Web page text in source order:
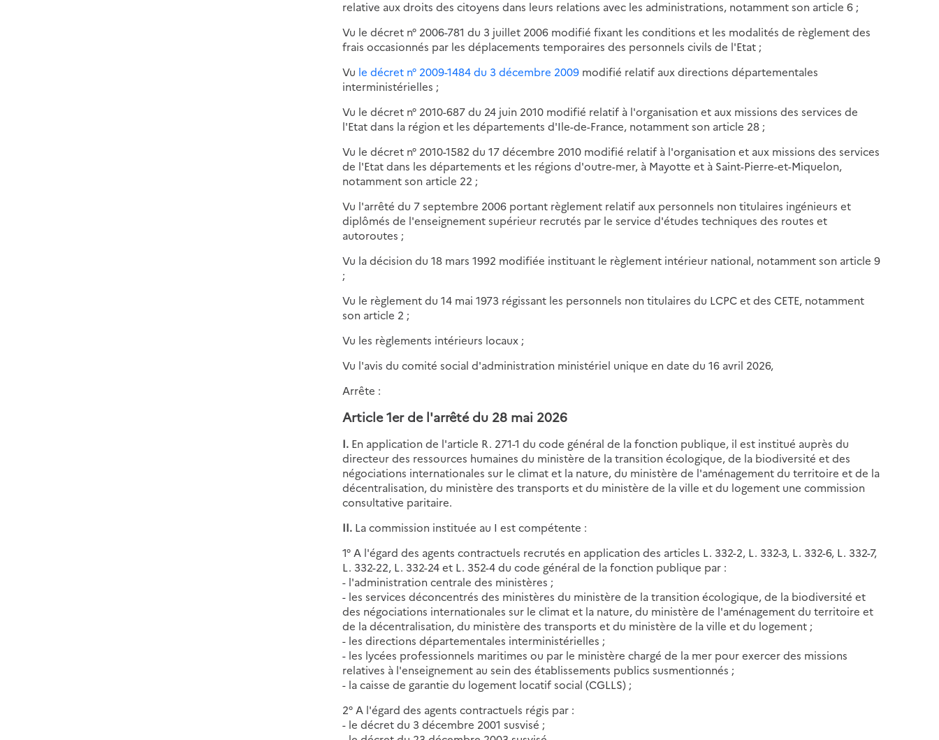
relative aux droits des citoyens dans leurs relations avec les administrations, notamment son article 6 ;
Vu le décret n° 2006-781 du 3 juillet 2006 modifié fixant les conditions et les modalités de règlement des
frais occasionnés par les déplacements temporaires des personnels civils de l'Etat ;
Vu le décret n° 2009-1484 du 3 décembre 2009 modifié relatif aux directions départementales
interministérielles ;
Vu le décret n° 2010-687 du 24 juin 2010 modifié relatif à l'organisation et aux missions des services de
l'Etat dans la région et les départements d'Ile-de-France, notamment son article 28 ;
Vu le décret n° 2010-1582 du 17 décembre 2010 modifié relatif à l'organisation et aux missions des services
de l'Etat dans les départements et les régions d'outre-mer, à Mayotte et à Saint-Pierre-et-Miquelon,
notamment son article 22 ;
Vu l'arrêté du 7 septembre 2006 portant règlement relatif aux personnels non titulaires ingénieurs et
diplômés de l'enseignement supérieur recrutés par le service d'études techniques des routes et
autoroutes ;
Vu la décision du 18 mars 1992 modifiée instituant le règlement intérieur national, notamment son article 9
;
Vu le règlement du 14 mai 1973 régissant les personnels non titulaires du LCPC et des CETE, notamment
son article 2 ;
Vu les règlements intérieurs locaux ;
Vu l'avis du comité social d'administration ministériel unique en date du 16 avril 2026,
Arrête :
Article 1er de l'arrêté du 28 mai 2026
I. En application de l'article R. 271-1 du code général de la fonction publique, il est institué auprès du
directeur des ressources humaines du ministère de la transition écologique, de la biodiversité et des
négociations internationales sur le climat et la nature, du ministère de l'aménagement du territoire et de la
décentralisation, du ministère des transports et du ministère de la ville et du logement une commission
consultative paritaire.
II. La commission instituée au I est compétente :
1° A l'égard des agents contractuels recrutés en application des articles L. 332-2, L. 332-3, L. 332-6, L. 332-7,
L. 332-22, L. 332-24 et L. 352-4 du code général de la fonction publique par :
- l'administration centrale des ministères ;
- les services déconcentrés des ministères du ministère de la transition écologique, de la biodiversité et
des négociations internationales sur le climat et la nature, du ministère de l'aménagement du territoire et
de la décentralisation, du ministère des transports et du ministère de la ville et du logement ;
- les directions départementales interministérielles ;
- les lycées professionnels maritimes ou par le ministère chargé de la mer pour exercer des missions
relatives à l'enseignement au sein des établissements publics susmentionnés ;
- la caisse de garantie du logement locatif social (CGLLS) ;
2° A l'égard des agents contractuels régis par :
- le décret du 3 décembre 2001 susvisé ;